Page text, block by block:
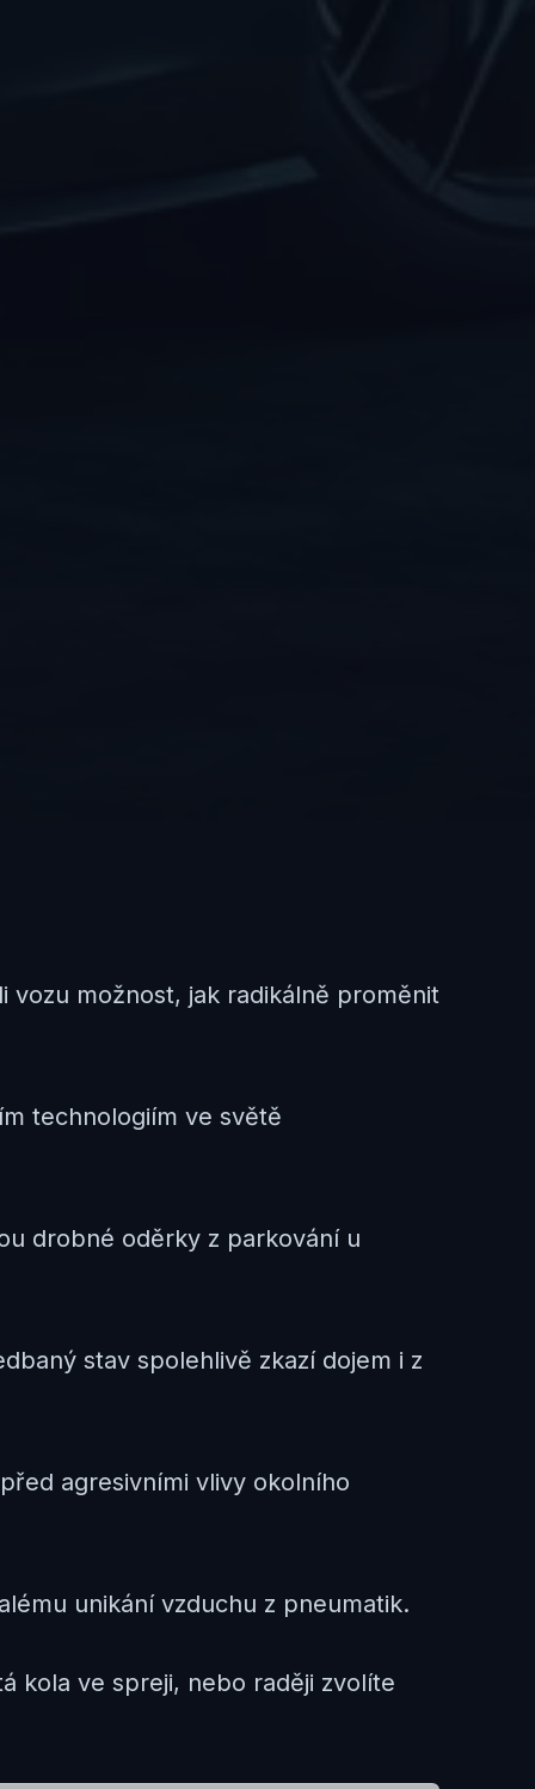
vozu možnost, jak radikálně proměnit
technologiím ve světě
drobné oděrky z parkování u
stav spolehlivě zkazí dojem i z
agresivními vlivy okolního
unikání vzduchu z pneumatik.
kola ve spreji, nebo raději zvolíte